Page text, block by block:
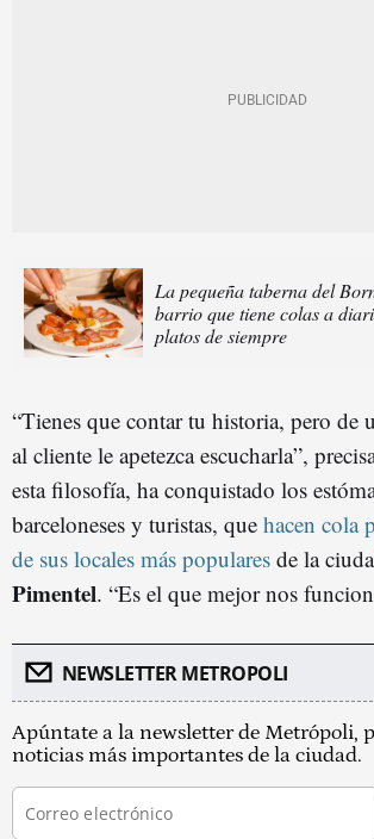
La pequeña taberna del
barrio que tiene colas a
platos de siempre
“Tienes que contar tu historia, pero de
al cliente le apetezca escucharla”,
esta filosofía, ha conquistado los
barceloneses y turistas, que hacen cola
de sus locales más populares de la
Pimentel. “Es el que mejor nos
NEWSLETTER METROPOLI
Apúntate a la newsletter de Metrópoli,
noticias más importantes de la ciudad.